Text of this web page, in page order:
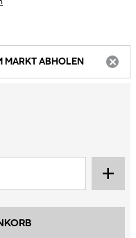
MARKT ABHOLEN